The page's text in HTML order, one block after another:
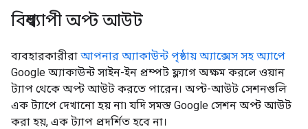
বিশ্বব্যাপী অপ্ট আউট
ব্যবহারকারীরা আপনার অ্যাকাউন্ট পৃষ্ঠায় অ্যাক্সেস সহ অ্যাপে
Google অ্যাকাউন্ট সাইন-ইন প্রম্পট ফ্ল্যাগ অক্ষম করলে ওয়ান
ট্যাপ থেকে অপ্ট আউট করতে পারেন। অপ্ট-আউট সেশনগুলি
এক ট্যাপে দেখানো হয় না৷ যদি সমস্ত Google সেশন অপ্ট আউট
করা হয়, এক ট্যাপ প্রদর্শিত হবে না।